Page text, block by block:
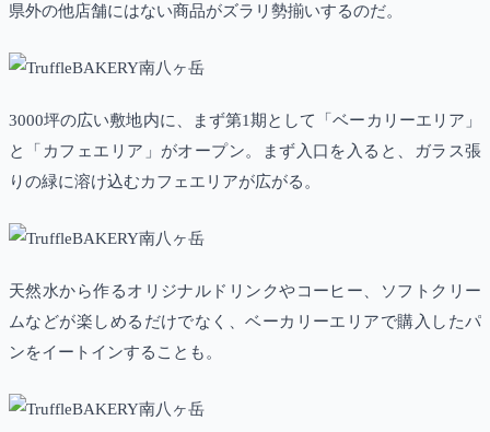
県外の他店舗にはない商品がズラリ勢揃いするのだ。
3000坪の広い敷地内に、まず第1期として「ベーカリーエリア」
と「カフェエリア」がオープン。まず入口を入ると、ガラス張
りの緑に溶け込むカフェエリアが広がる。
天然水から作るオリジナルドリンクやコーヒー、ソフトクリー
ムなどが楽しめるだけでなく、ベーカリーエリアで購入したパ
ンをイートインすることも。